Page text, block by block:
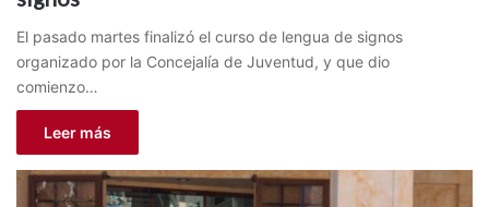
El pasado martes finalizó el curso de lengua de signos
organizado por la Concejalía de Juventud, y que dio
comienzo…
Leer más